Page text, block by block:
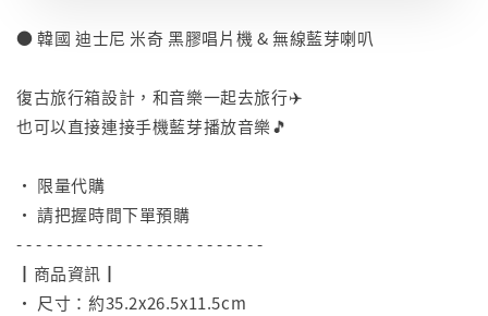
● 韓國 迪士尼 米奇 黑膠唱片機 & 無線藍芽喇叭
復古旅行箱設計，和音樂一起去旅行✈️
也可以直接連接手機藍芽播放音樂🎵
• 限量代購
• 請把握時間下單預購
- - - - - - - - - - - - - - - - - - - - - - - - -
┃商品資訊┃
• 尺寸：約35.2x26.5x11.5cm